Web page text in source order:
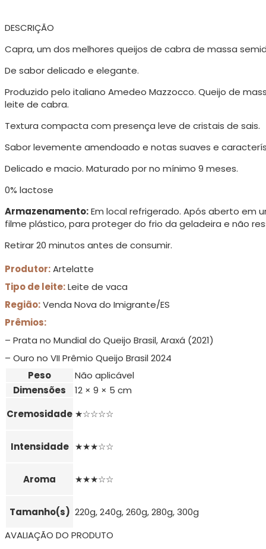
DESCRIÇÃO
Capra, um dos melhores queijos de cabra de massa
De sabor delicado e elegante.
Produzido pelo italiano Amedeo Mazzocco. Queijo de
leite de cabra.
Textura compacta com presença leve de cristais de sais.
Sabor levemente amendoado e notas suaves e
Delicado e macio. Maturado por no mínimo 9 meses.
0% lactose
Armazenamento:Em local refrigerado. Após aberto
filme plástico, para proteger do frio da geladeira e não
Retirar 20 minutos antes de consumir.
Produtor:Artelatte
Tipo de leite:Leite de vaca
Região:Venda Nova do Imigrante/ES
Prêmios:
– Prata no Mundial do Queijo Brasil, Araxá (2021)
– Ouro no VII Prêmio Queijo Brasil 2024
Peso
Não aplicável
Dimensões
12 × 9 × 5 cm
Cremosidade ★☆☆☆☆
Intensidade ★★★☆☆
Aroma ★★★☆☆
Tamanho(s) 220g, 240g, 260g, 280g, 300g
AVALIAÇÃO DO PRODUTO